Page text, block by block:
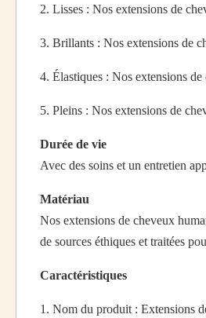
2. Lisses : Nos extensions de
3. Brillants : Nos extensions de
4. Élastiques : Nos extensions
5. Pleins : Nos extensions de
Durée de vie
Avec des soins et un entretien
Matériau
Nos extensions de cheveux
de sources éthiques et traitées
Caractéristiques
1. Nom du produit : Extensions